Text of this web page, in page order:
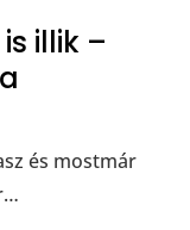
illik –
és mostmár